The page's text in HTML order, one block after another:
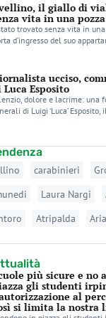
il giallo di
vita in una
trovato senza vita in
d’ingresso del suo
ucciso,
Luca Esposito
dolore e lacrime: una
di Luigi ‘Luca’
carabinieri
Laura Nargi
Atripalda
più sicure e no
gli studenti
al
si limita la nostra